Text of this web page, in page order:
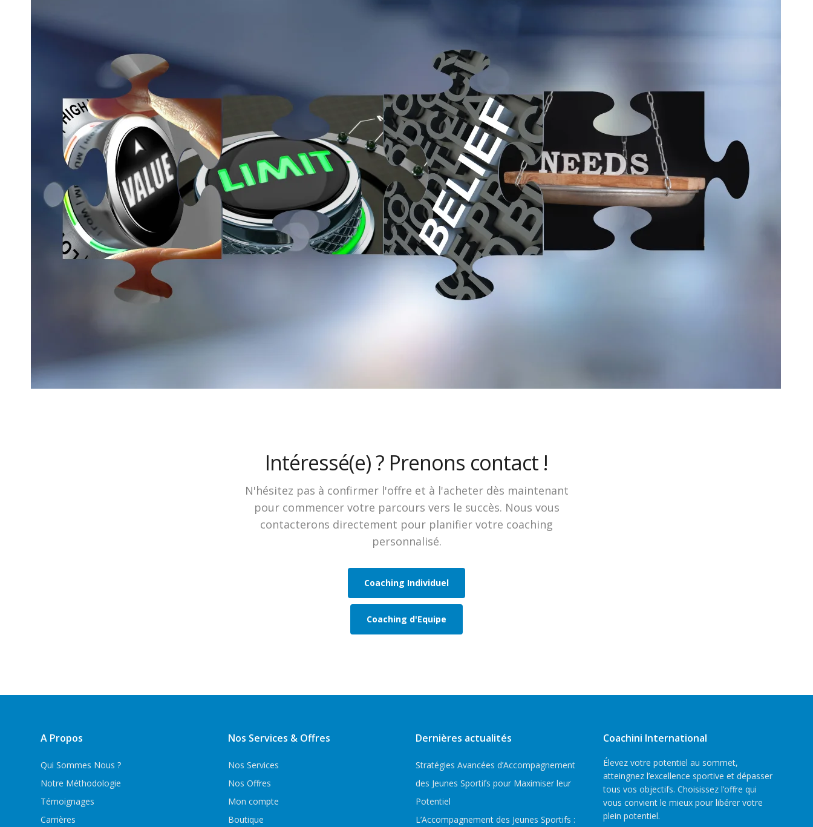
Intéressé(e) ? Prenons contact !
N'hésitez pas à confirmer l'offre et à l'acheter dès maintenant
pour commencer votre parcours vers le succès. Nous vous
contacterons directement pour planifier votre coaching
personnalisé.
Coaching Individuel
Coaching d'Equipe
A Propos
Qui Sommes Nous ?
Notre Méthodologie
Témoignages
Carrières
Nos Services & Offres
Nos Services
Nos Offres
Mon compte
Boutique
Dernières actualités
Stratégies Avancées d’Accompagnement
des Jeunes Sportifs pour Maximiser leur
Potentiel
L’Accompagnement des Jeunes Sportifs :
Coachini International
Élevez votre potentiel au sommet,
atteingnez l’excellence sportive et dépasser
tous vos objectifs. Choisissez l’offre qui
vous convient le mieux pour libérer votre
plein potentiel.